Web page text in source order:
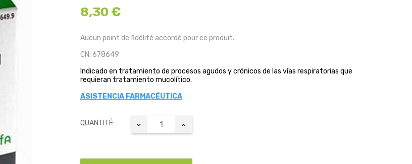
8,30 €
Aucun point de fidélité accordé pour ce produit.
CN: 678649
Indicado en tratamiento de procesos agudos y crónicos de las vías respiratorias que
requieran tratamiento mucolítico.
ASISTENCIA FARMACÉUTICA
QUANTITÉ